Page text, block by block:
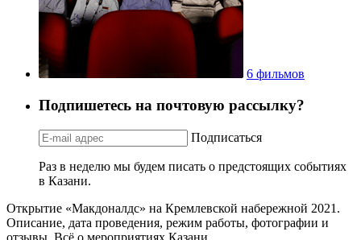
6 фильмов
Подпишетесь на почтовую рассылку?
Подписаться
Раз в неделю мы будем писать о предстоящих событиях
в Казани.
Открытие «Макдоналдс» на Кремлевской набережной 2021.
Описание, дата проведения, режим работы, фотографии и
отзывы. Всё о мероприятиях Казани.